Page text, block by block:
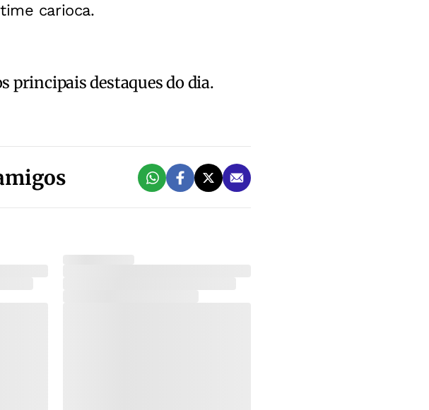
carioca.
principais destaques do dia.